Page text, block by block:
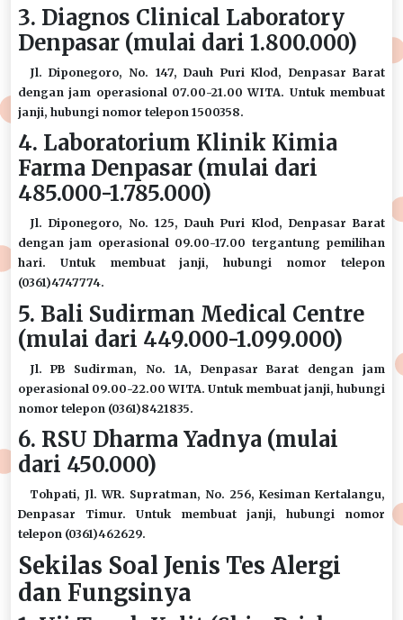
3. Diagnos Clinical Laboratory
Denpasar (mulai dari 1.800.000)
Jl. Diponegoro, No. 147, Dauh Puri Klod, Denpasar Barat
dengan jam operasional 07.00-21.00 WITA. Untuk membuat
janji, hubungi nomor telepon 1500358.
4. Laboratorium Klinik Kimia
Farma Denpasar (mulai dari
485.000-1.785.000)
Jl. Diponegoro, No. 125, Dauh Puri Klod, Denpasar Barat
dengan jam operasional 09.00-17.00 tergantung pemilihan
hari. Untuk membuat janji, hubungi nomor telepon
(0361)4747774.
5. Bali Sudirman Medical Centre
(mulai dari 449.000-1.099.000)
Jl. PB Sudirman, No. 1A, Denpasar Barat dengan jam
operasional 09.00-22.00 WITA. Untuk membuat janji, hubungi
nomor telepon (0361)8421835.
6. RSU Dharma Yadnya (mulai
dari 450.000)
Tohpati, Jl. WR. Supratman, No. 256, Kesiman Kertalangu,
Denpasar Timur. Untuk membuat janji, hubungi nomor
telepon (0361)462629.
Sekilas Soal Jenis Tes Alergi
dan Fungsinya